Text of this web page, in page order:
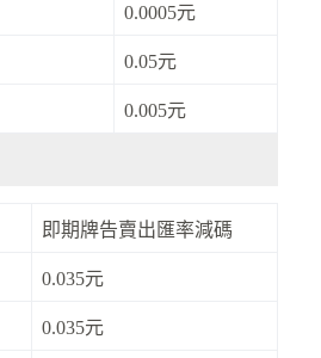
0.0005元
0.05元
0.005元
即期牌告賣出匯率減碼
0.035元
0.035元